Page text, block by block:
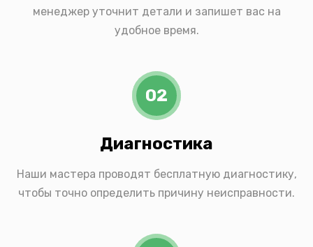
менеджер уточнит детали и запишет вас на
удобное время.
02
Диагностика
Наши мастера проводят бесплатную диагностику,
чтобы точно определить причину неисправности.